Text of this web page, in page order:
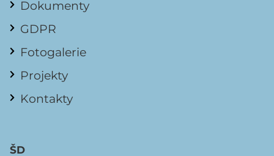
Dokumenty
GDPR
Fotogalerie
Projekty
Kontakty
ŠD